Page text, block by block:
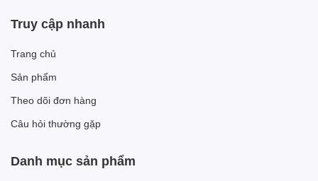
Truy cập nhanh
Trang chủ
Sản phẩm
Theo dõi đơn hàng
Câu hỏi thường gặp
Danh mục sản phẩm